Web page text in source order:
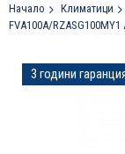
Начало Климатици
FVА100А/
Преминете
към
3 години